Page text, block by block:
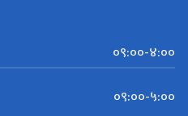
०९:००-४:००
०९:००-५:००